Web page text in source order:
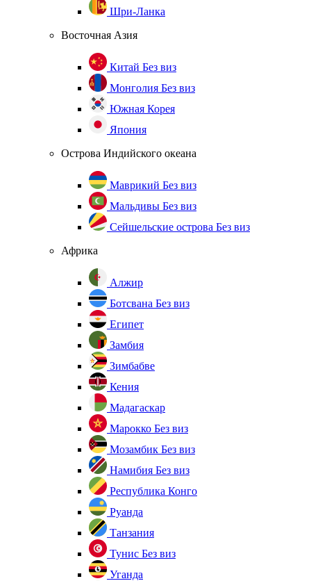
Шри-Ланка
Восточная Азия
Китай Без виз
Монголия Без виз
Южная Корея
Япония
Острова Индийского океана
Маврикий Без виз
Мальдивы Без виз
Сейшельские острова Без виз
Африка
Алжир
Ботсвана Без виз
Египет
Замбия
Зимбабве
Кения
Мадагаскар
Марокко Без виз
Мозамбик Без виз
Намибия Без виз
Республика Конго
Руанда
Танзания
Тунис Без виз
Уганда